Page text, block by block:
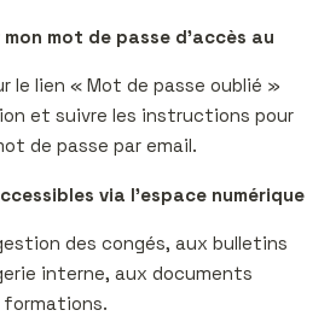
mot de passe d’accès au
le lien « Mot de passe oublié »
et suivre les instructions pour
de passe par email.
via l’espace numérique
des congés, aux bulletins
interne, aux documents